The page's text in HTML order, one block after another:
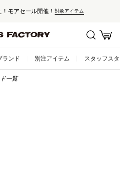
モアセール開催！ 対象アイテム
ランド 別注アイテム スタッフス
一覧